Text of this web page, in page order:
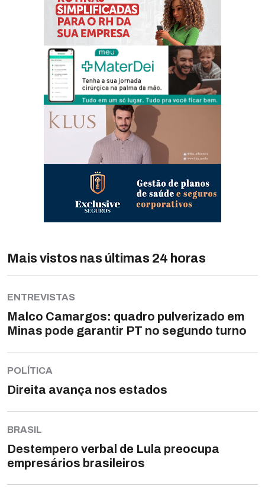
Mais vistos nas últimas 24 horas
ENTREVISTAS
Malco Camargos: quadro pulverizado em
Minas pode garantir PT no segundo turno
POLÍTICA
Direita avança nos estados
BRASIL
Destempero verbal de Lula preocupa
empresários brasileiros